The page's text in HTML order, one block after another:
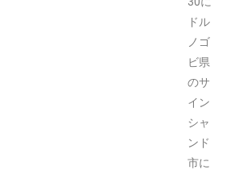
ドル
ノゴ
ビ県
のサ
イン
シャ
ンド
市に